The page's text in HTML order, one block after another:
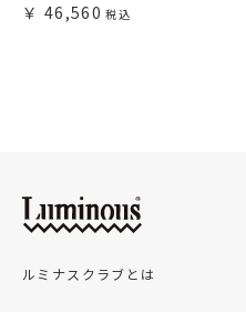
46,560
ルミナスクラブとは